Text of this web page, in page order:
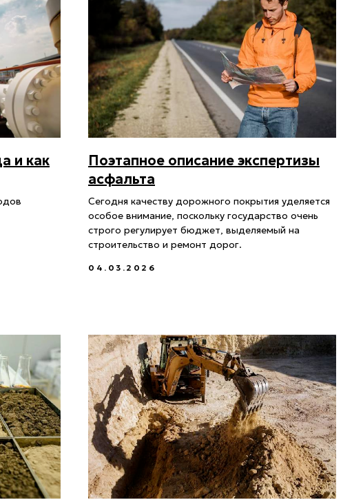
и как
Поэтапное описание экспертизы
асфальта
Сегодня качеству дорожного покрытия уделяется
особое внимание, поскольку государство очень
строго регулирует бюджет, выделяемый на
строительство и ремонт дорог.
04.03.2026